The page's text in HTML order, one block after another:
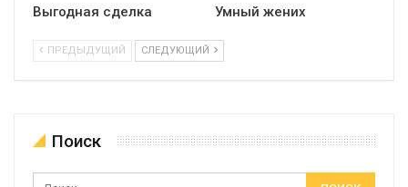
Выгодная сделка Умный жених
ПРЕДЫДУЩИЙ СЛЕДУЮЩИЙ
Поиск